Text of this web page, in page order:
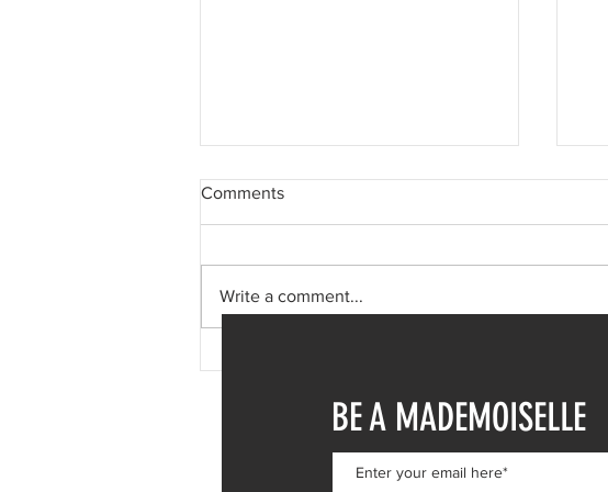
επίσκεψη στην Ιερά Μονή
Comments
Write a comment...
BE A MADEMOISELLE